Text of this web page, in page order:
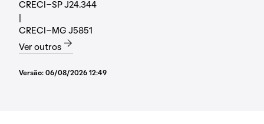
CRECI-SP J24.344
CRECI-MG J5851
Ver outros
Versão: 06/08/2026 12:49